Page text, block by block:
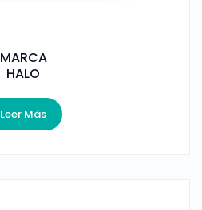
MARCA
HALO
Leer Más